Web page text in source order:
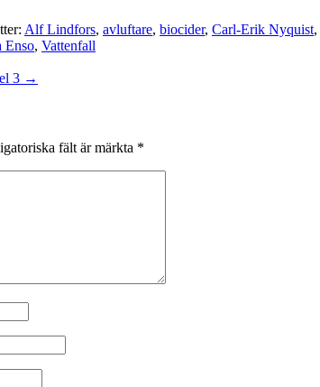
Alf Lindfors, avluftare, biocider, Carl-Erik Nyquist,
Enso, Vattenfall
3 →
fält är märkta *